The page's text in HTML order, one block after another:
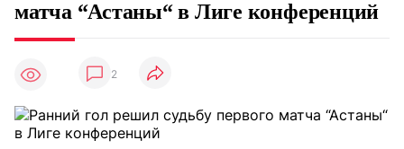
матча “Астаны“ в Лиге конференций
2